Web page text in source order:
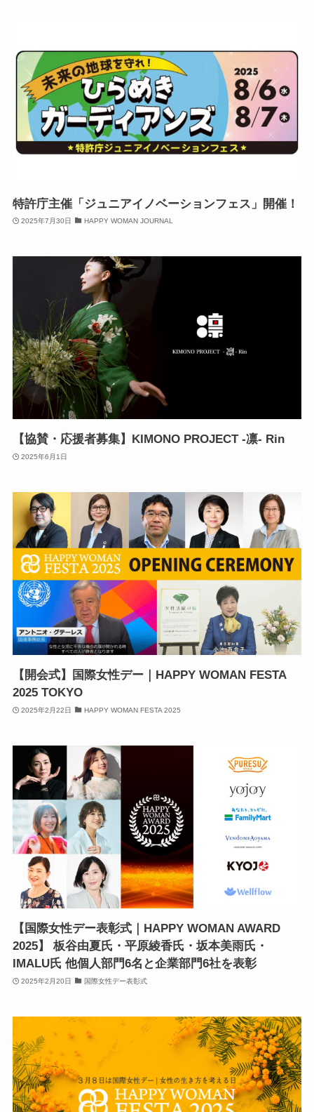
特許庁主催「ジュニアイノベーションフェス」開催！
2025年7月30日 HAPPY WOMAN JOURNAL
【協賛・応援者募集】KIMONO PROJECT -凛- Rin
2025年6月1日
【開会式】国際女性デー｜HAPPY WOMAN FESTA
2025 TOKYO
2025年2月22日 HAPPY WOMAN FESTA 2025
【国際女性デー表彰式｜HAPPY WOMAN AWARD
2025】 板谷由夏氏・平原綾香氏・坂本美雨氏・
IMALU氏 他 個人部門6名と企業部門6社を表彰
2025年2月20日 国際女性デー表彰式